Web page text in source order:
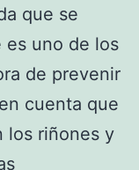
que se
es uno de los
de prevenir
cuenta que
los riñones y